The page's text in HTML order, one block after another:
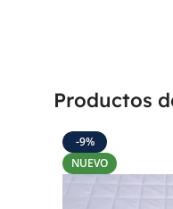
Productos
-9%
NUEVO